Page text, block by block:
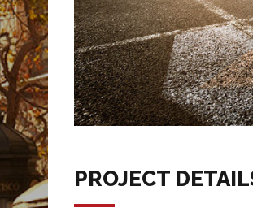
PROJECT